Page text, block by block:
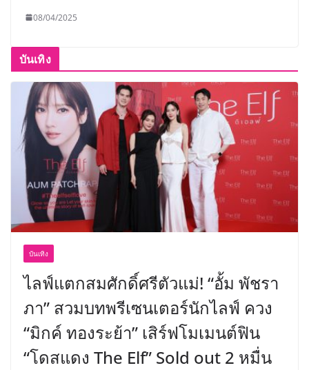
08/04/2025
บันเทิง
บันเทิง
ไลฟ์แตกสมศักดิ์ศรีตัวแม่! “อั้ม พัชรา
ภา” สวมบทพรีเซนเตอร์นักไลฟ์ ควง
“มิกค์ ทองระย้า” เสิร์ฟโมเมนต์ฟิน
“โดสแดง The Elf” Sold out 2 หมื่น